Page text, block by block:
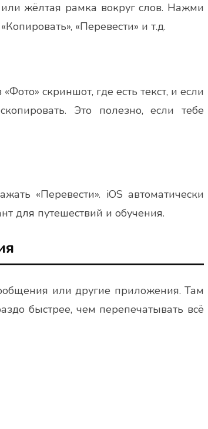
жёлтая рамка вокруг слов. Нажми
«Перевести» и т.д.
скриншот, где есть текст, и если
Это полезно, если тебе
«Перевести». iOS автоматически
для путешествий и обучения.
или другие приложения. Там
быстрее, чем перепечатывать всё